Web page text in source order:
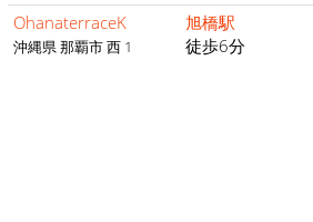
OhanaterraceK
沖縄県 那覇市 西 1
旭橋駅
徒歩6分